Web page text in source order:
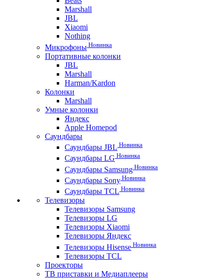
Marshall
JBL
Xiaomi
Nothing
Микрофоны Новинка
Портативные колонки
JBL
Marshall
Harman/Kardon
Колонки
Marshall
Умные колонки
Яндекс
Apple Homepod
Саундбары
Саундбары JBL Новинка
Саундбары LG Новинка
Саундбары Samsung Новинка
Саундбары Sony Новинка
Саундбары TCL Новинка
Телевизоры
Телевизоры Samsung
Телевизоры LG
Телевизоры Xiaomi
Телевизоры Яндекс
Телевизоры Hisense Новинка
Телевизоры TCL
Проекторы
ТВ приставки и Медиаплееры